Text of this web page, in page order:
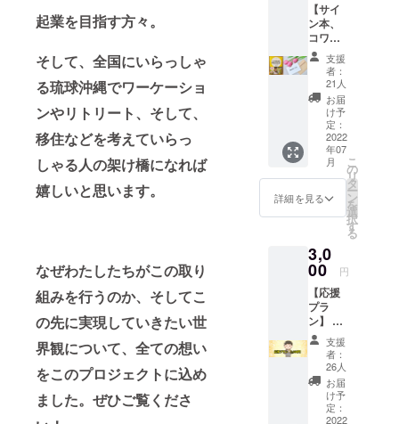
起業を目指す方々。
そして、全国にいらっしゃ
る琉球沖縄でワーケーショ
ンやリトリート、そして、
移住などを考えていらっ
しゃる人の架け橋になれば
嬉しいと思います。
なぜわたしたちがこの取り
組みを行うのか、そしてこ
の先に実現していきたい世
界観について、全ての想い
をこのプロジェクトに込め
ました。ぜひご覧くださ
【サイ
ン本、
コワー
キング
1day利
用チ
ケット2
枚】
3400円
相当 ☆
サイン
本 代
表倉持
淳子の
著作『1
で夢を
叶え
る』ダ
イヤモ
ンド社
元気
のでる
言葉を
書い
て、贈
らせて
いただ
支援
者：
21人
お届
け予
定：
2022
年07
月
詳細を見る
こ
の
リ
タ
ー
ン
を
選
択
す
る
3,0
00 円
【応援
プラ
ン】 遠
くてＴ
Ｈe
PLace
に来れ
なかっ
たり、
支援
者：
26人
お届
け予
定：
2022